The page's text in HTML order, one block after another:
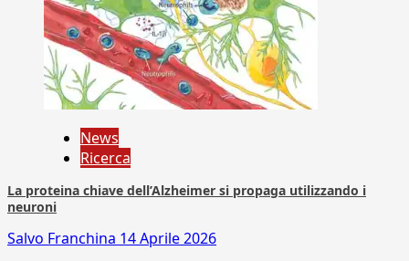
News
Ricerca
La proteina chiave dell’Alzheimer si propaga utilizzando i
neuroni
Salvo Franchina 14 Aprile 2026